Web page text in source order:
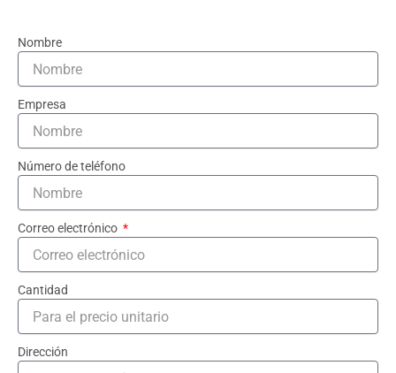
Nombre
Empresa
Número de teléfono
Correo electrónico
Cantidad
Dirección